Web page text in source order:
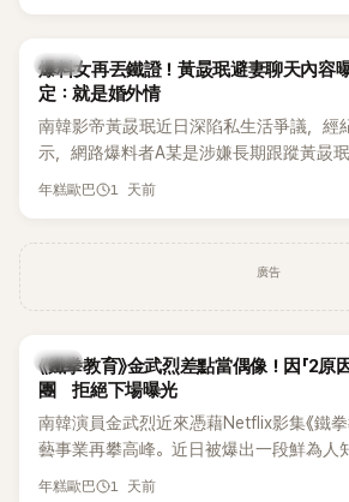
了。」為了澄清誤會，她只好親自站出來
想，既然一直說我有做，那我乾脆把腋下
本沒動過。」一句話說完，全場瞬間炸鍋，
上，早在 2006 年，李智惠就為了證明自己
召開了一場泳裝記者招待會。當時她穿著
這段為平息爭議、直接公開腋下畫面自證
《脫掉鞋子恢單4Men》 中，親自公開那張
比基尼照」，再次重提這段至今仍被粉絲
員身分出道，該團在 2000 年代初期紅極
智英兩位女成員，以及張錫炫、Chris Kim
過後來爆出長達四年的團內霸凌風波，甚
李智惠言語辱罵、動手等爭議，最終團體
體解散後，李智惠轉型 solo，靠著綜藝與
藝圈。據悉，她當年能加入 S#arp，也與
韓星
爆料女再丟鐵證！黃晸珉避妻聊天內容
定：就是婚外情
南韓影帝黃晸珉近日深陷私生活爭議，經
示，網路爆料者A某是涉嫌長期跟蹤黃晸
法律行動。不過，A某並未因此停止發聲
年糕歐巴 1 天前
廣告
韓星
《鐵拳教育》金武烈差點當偶像！因「2原
團 拒絕下場曝光
南韓演員金武烈近來憑藉Netflix影集《鐵
藝事業再攀高峰。近日被爆出一段鮮為人
他當年差點不是以演員身分出道，而是成
年糕歐巴 1 天前